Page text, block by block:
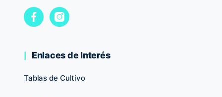
Enlaces de Interés
Tablas de Cultivo